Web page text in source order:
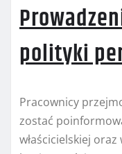
polityki
Pracownicy
zostać
właścicielskiej